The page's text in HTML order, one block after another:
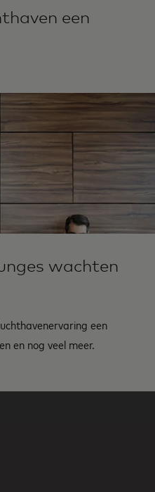
een
wachten
een
en nog veel meer.